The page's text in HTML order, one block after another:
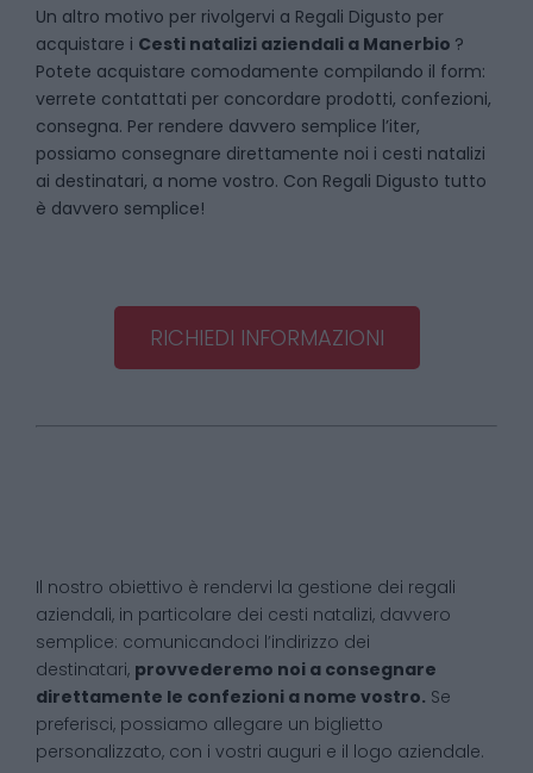
Un altro motivo per rivolgervi a Regali Digusto per
acquistare i Cesti natalizi aziendali a Manerbio ?
Potete acquistare comodamente compilando il form:
verrete contattati per concordare prodotti, confezioni,
consegna. Per rendere davvero semplice l’iter,
possiamo consegnare direttamente noi i cesti natalizi
ai destinatari, a nome vostro. Con Regali Digusto tutto
è davvero semplice!
RICHIEDI INFORMAZIONI
Il nostro obiettivo è rendervi la gestione dei regali
aziendali, in particolare dei cesti natalizi, davvero
semplice: comunicandoci l’indirizzo dei
destinatari, provvederemo noi a consegnare
direttamente le confezioni a nome vostro. Se
preferisci, possiamo allegare un biglietto
personalizzato, con i vostri auguri e il logo aziendale.